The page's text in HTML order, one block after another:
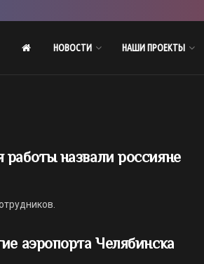
НОВОСТИ НАШИ ПРОЕКТЫ
назвали россияне
аэропорта Челябинска